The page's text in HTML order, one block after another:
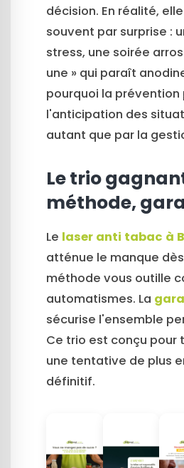
décision. En réalité,
souvent par surprise :
stress, une soirée
une » qui paraît
pourquoi la prévention
l'anticipation des
autant que par la
Le trio
méthode,
Le laser anti tabac à
atténue le manque
méthode vous outille
automatismes. La
sécurise l'ensemble
Ce trio est conçu pour
une tentative de plus
définitif.